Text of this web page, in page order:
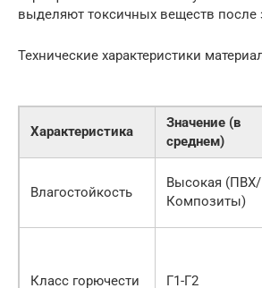
выделяют токсичных веществ после
Технические характеристики
Характеристика
Значение (в
среднем)
Влагостойкость
Высокая (ПВХ/
Композиты)
Класс горючести Г1-Г2